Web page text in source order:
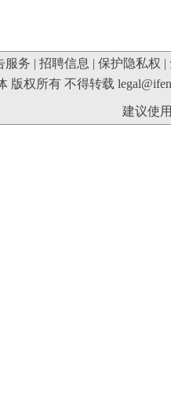
服务 | 招聘信息 | 保护隐私权 |
版权所有 不得转载
建议使